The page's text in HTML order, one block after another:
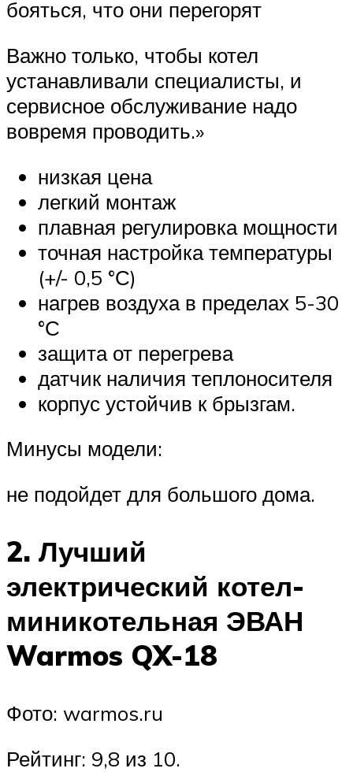
бояться, что они перегорят
Важно только, чтобы котел
устанавливали специалисты, и
сервисное обслуживание надо
вовремя проводить.»
низкая цена
легкий монтаж
плавная регулировка мощности
точная настройка температуры
(+/- 0,5 °С)
нагрев воздуха в пределах 5-30
°С
защита от перегрева
датчик наличия теплоносителя
корпус устойчив к брызгам.
Минусы модели:
не подойдет для большого дома.
2. Лучший
электрический котел-
миникотельная ЭВАН
Warmos QX-18
Фото: warmos.ru
Рейтинг: 9,8 из 10.